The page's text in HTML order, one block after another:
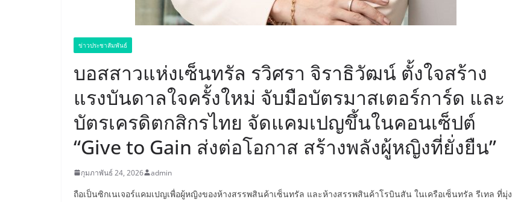
ข่าวประชาสัมพันธ์
บอสสาวแห่งเซ็นทรัล รวิศรา จิราธิวัฒน์ ตั้งใจสร้าง
แรงบันดาลใจครั้งใหม่ จับมือบัตรมาสเตอร์การ์ด และ
บัตรเครดิตกสิกรไทย จัดแคมเปญขึ้นในคอนเซ็ปต์
“Give to Gain ส่งต่อโอกาส สร้างพลังผู้หญิงที่ยั่งยืน”
กุมภาพันธ์ 24, 2026 admin
ถือเป็นซิกเนเจอร์แคมเปญเพื่อผู้หญิงของห้างสรรพสินค้าเซ็นทรัล และห้างสรรพสินค้าโรบินสัน ในเครือเซ็นทรัล รีเทล ที่มุ่ง